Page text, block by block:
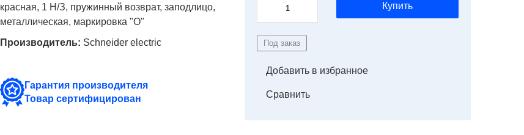
красная, 1 Н/З, пружинный возврат, заподлицо,
металлическая, маркировка "O"
Производитель: Schneider electric
Гарантия производителя
Товар сертифицирован
Купить
Под заказ
Добавить в избранное
Сравнить